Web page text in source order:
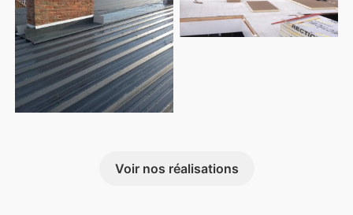
Voir nos réalisations